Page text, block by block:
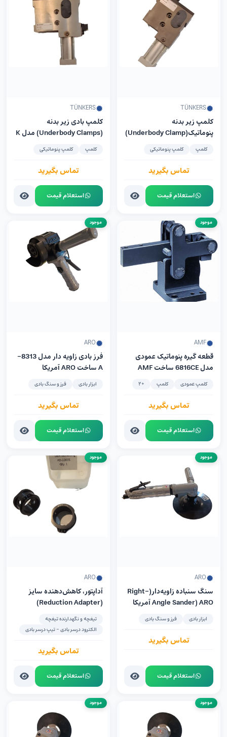
TÜNKERS
کلمپ زیر بدنه
پنوماتیک(Underbody Clamp)
کلمپ کلمپ پنوماتیکی
تماس بگیرید
استعلام قیمت
TÜNKERS
کلمپ‌ بادی زیر بدنه
(Underbody Clamps) مدل K
کلمپ کلمپ پنوماتیکی
تماس بگیرید
استعلام قیمت
موجود
AMF
قطعه گیره پنوماتیک عمودی
مدل 6816CE ساخت AMF
کلمپ عمودی کلمپ +2
تماس بگیرید
استعلام قیمت
موجود
ARO
فرز بادی زاویه دار مدل 8313-
A ساخت ARO آمریکا
ابزار بادی فرز و سنگ بادی
تماس بگیرید
استعلام قیمت
موجود
ARO
سنگ سنباده زاویه‌دار(Right-
Angle Sander) ARO آمریکا
ابزار بادی فرز و سنگ بادی
تماس بگیرید
استعلام قیمت
موجود
ARO
آداپتور، کاهش‌دهنده سایز
(Reduction Adapter)
تیغچه و نگهدارنده تیغچه
الکترود درسر بادی - تیپ درسر بادی
تماس بگیرید
استعلام قیمت
موجود موجود